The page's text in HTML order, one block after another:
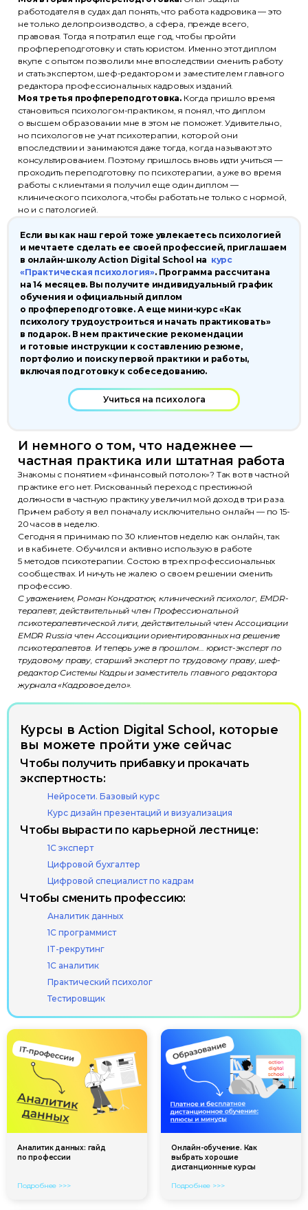
работодателя в судах дал понять, что работа кадровика — это
не только делопроизводство, а сфера, прежде всего,
правовая. Тогда я потратил еще год, чтобы пройти
профпереподготовку и стать юристом. Именно этот диплом
вкупе с опытом позволили мне впоследствии сменить работу
и стать экспертом, шеф-редактором и заместителем главного
редактора профессиональных кадровых изданий.
Моя третья профпереподготовка. Когда пришло время
становиться психологом-практиком, я понял, что диплом
о высшем образовании мне в этом не поможет. Удивительно,
но психологов не учат психотерапии, которой они
впоследствии и занимаются даже тогда, когда называют это
консультированием. Поэтому пришлось вновь идти учиться —
проходить переподготовку по психотерапии, а уже во время
работы с клиентами я получил еще один диплом —
клинического психолога, чтобы работать не только с нормой,
но и с патологией.
Если вы как наш герой тоже увлекаетесь психологией
и мечтаете сделать ее своей профессией, приглашаем
в онлайн-школу Action Digital School на курс
«Практическая психология». Программа рассчитана
на 14 месяцев. Вы получите индивидуальный график
обучения и официальный диплом
о профпереподготовке. А еще мини-курс «Как
психологу трудоустроиться и начать практиковать»
в подарок. В нем практические рекомендации
и готовые инструкции к составлению резюме,
портфолио и поиску первой практики и работы,
включая подготовку к собеседованию.
Учиться на психолога
И немного о том, что надежнее —
частная практика или штатная работа
Знакомы с понятием «финансовый потолок»? Так вот в частной
практике его нет. Рискованный переход с престижной
должности в частную практику увеличил мой доход в три раза.
Причем работу я вел поначалу исключительно онлайн — по 15-
20 часов в неделю.
Сегодня я принимаю по 30 клиентов неделю как онлайн, так
и в кабинете. Обучился и активно использую в работе
5 методов психотерапии. Состою в трех профессиональных
сообществах. И ничуть не жалею о своем решении сменить
профессию.
С уважением, Роман Кондратюк, клинический психолог, EMDR-
терапевт, действительный член Профессиональной
психотерапевтической лиги, действительный член Ассоциации
EMDR Russia член Ассоциации ориентированных на решение
психотерапевтов. И теперь уже в прошлом… юрист-эксперт по
трудовому праву, старший эксперт по трудовому праву, шеф-
редактор Системы Кадры и заместитель главного редактора
журнала «Кадровое дело».
Курсы в Action Digital School, которые
вы можете пройти уже сейчас
Чтобы получить прибавку и прокачать
экспертность:
Нейросети. Базовый курс
Курс дизайн презентаций и визуализация
Чтобы вырасти по карьерной лестнице:
1С эксперт
Цифровой бухгалтер
Цифровой специалист по кадрам
Чтобы сменить профессию:
Аналитик данных
1С программист
IT-рекрутинг
1С аналитик
Практический психолог
Тестировщик
Аналитик данных: гайд
по профессии
Подробнее >>>
Онлайн-обучение. Как
выбрать хорошие
дистанционные курсы
Подробнее >>>
Отзывы
+7 (495) 788-53-26
1-й Земельный переулок, 1
Политика обработки
персональных данных
Информация на сайте носит
информационный характер
и не является публичной офертой
(ст. 437 ГК РФ)
Использование файлов cookie